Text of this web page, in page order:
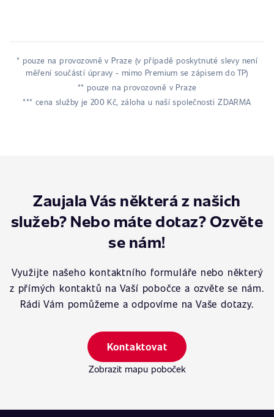
* pouze na provozovně v Praze (v případě poskytnuté slevy není
měření součástí úpravy - mimo Premium se zápisem do TP)
** pouze na provozovně v Praze
*** cena služby je 200 Kč, záloha u naší společnosti ZDARMA
Zaujala Vás některá z našich
služeb? Nebo máte dotaz? Ozvěte
se nám!
Využijte našeho kontaktního formuláře nebo některý
z přímých kontaktů na Vaší pobočce a ozvěte se nám.
Rádi Vám pomůžeme a odpovíme na Vaše dotazy.
Kontaktovat
Zobrazit mapu poboček